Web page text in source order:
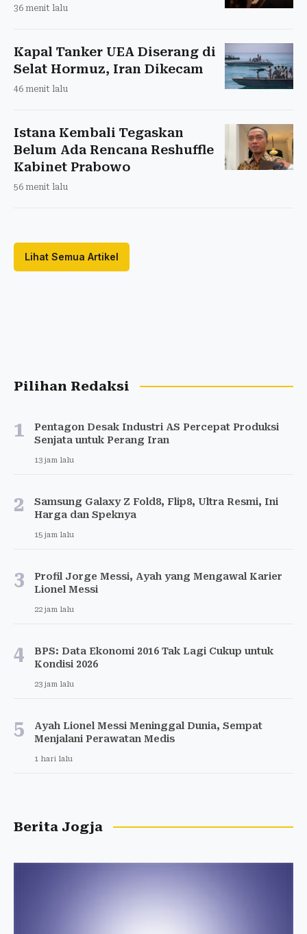
36 menit lalu
Kapal Tanker UEA Diserang di
Selat Hormuz, Iran Dikecam
46 menit lalu
Istana Kembali Tegaskan
Belum Ada Rencana Reshuffle
Kabinet Prabowo
56 menit lalu
Lihat Semua Artikel
Pilihan Redaksi
1
Pentagon Desak Industri AS Percepat Produksi
Senjata untuk Perang Iran
13 jam lalu
2
Samsung Galaxy Z Fold8, Flip8, Ultra Resmi, Ini
Harga dan Speknya
15 jam lalu
3
Profil Jorge Messi, Ayah yang Mengawal Karier
Lionel Messi
22 jam lalu
4
BPS: Data Ekonomi 2016 Tak Lagi Cukup untuk
Kondisi 2026
23 jam lalu
5
Ayah Lionel Messi Meninggal Dunia, Sempat
Menjalani Perawatan Medis
1 hari lalu
Berita Jogja